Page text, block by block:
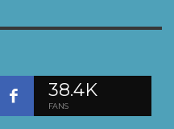
38.4K
FANS